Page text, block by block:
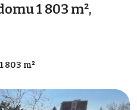
1 803 m²,
1 803 m²